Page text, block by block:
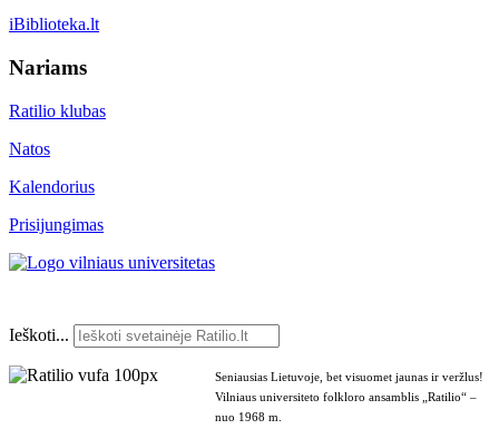
iBiblioteka.lt
Nariams
Ratilio klubas
Natos
Kalendorius
Prisijungimas
Ieškoti...
Seniausias Lietuvoje, bet visuomet jaunas ir veržlus!
Vilniaus universiteto folkloro ansamblis „Ratilio“ –
nuo 1968 m.